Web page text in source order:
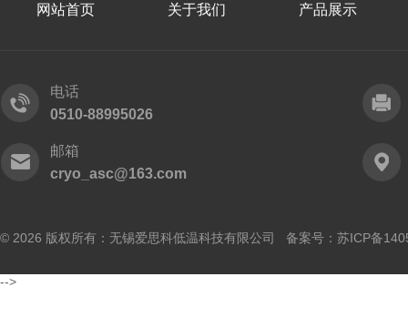
网站首页 关于我们 产品展示
电话
0510-88995026
邮箱
cryo_asc@163.com
© 2026 版权所有：无锡爱思科低温科技有限公司 备案号： 苏ICP备
-->